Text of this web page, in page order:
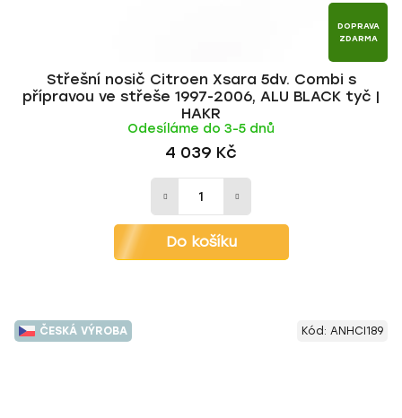
DOPRAVA
ZDARMA
Střešní nosič Citroen Xsara 5dv. Combi s
přípravou ve střeše 1997-2006, ALU BLACK tyč |
HAKR
Odesíláme do 3-5 dnů
4 039 Kč
Do košíku
ČESKÁ VÝROBA Kód: ANHCI189